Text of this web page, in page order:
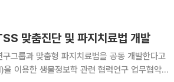
맞춤진단 및 파지치료법 개발
그룹과 맞춤형 파지치료법을 공동 개발한다고